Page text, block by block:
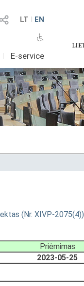
LT I EN
I E-service
(Nr. XIVP-2075(4))
Priėmimas
2023-05-25